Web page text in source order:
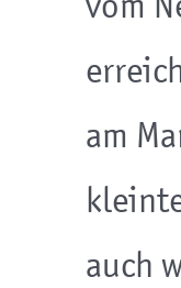
vom
am
auch